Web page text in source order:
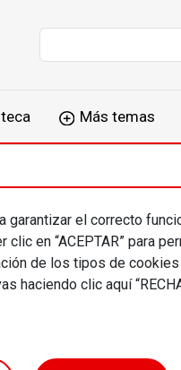
Más temas
el correcto
en “ACEPTAR” para
de los tipos de
haciendo clic aquí